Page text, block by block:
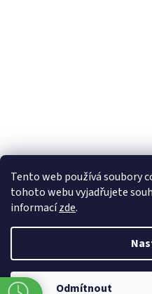
Tento web používá soubory
tohoto webu vyjadřujete
informacízde.
Odmítnout
Copyright 2026Zlatnictví
Upravit